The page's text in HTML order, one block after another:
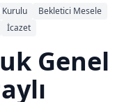
Kurulu
Bekletici Mesele
İcazet
Genel